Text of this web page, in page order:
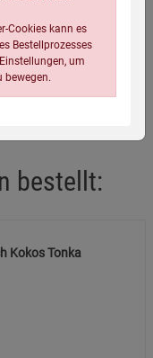
356 Gramm
bestellt:
Kokos Tonka
Cookies kann es
Bestellprozesses
um
bewegen.